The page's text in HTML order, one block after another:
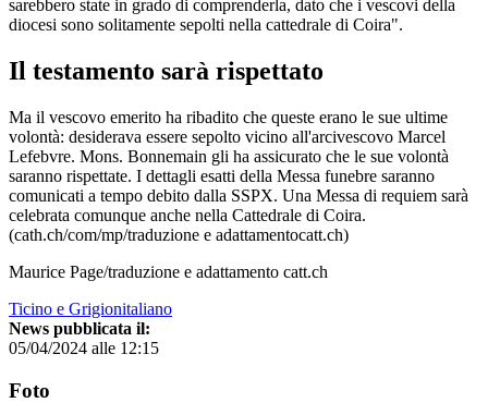
sarebbero state in grado di comprenderla, dato che i vescovi della
diocesi sono solitamente sepolti nella cattedrale di Coira".
Il testamento sarà rispettato
Ma il vescovo emerito ha ribadito che queste erano le sue ultime
volontà: desiderava essere sepolto vicino all'arcivescovo Marcel
Lefebvre. Mons. Bonnemain gli ha assicurato che le sue volontà
saranno rispettate. I dettagli esatti della Messa funebre saranno
comunicati a tempo debito dalla SSPX. Una Messa di requiem sarà
celebrata comunque anche nella Cattedrale di Coira.
(cath.ch/com/mp/traduzione e adattamentocatt.ch)
Maurice Page/traduzione e adattamento catt.ch
Ticino e Grigionitaliano
News pubblicata il:
05/04/2024 alle 12:15
Foto